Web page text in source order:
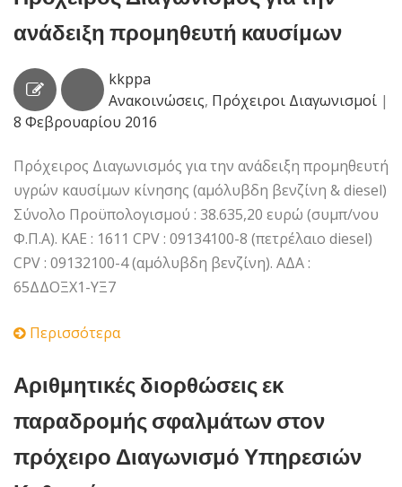
ανάδειξη προμηθευτή καυσίμων
kkppa
Ανακοινώσεις, Πρόχειροι Διαγωνισμοί |
8 Φεβρουαρίου 2016
Πρόχειρος Διαγωνισμός για την ανάδειξη προμηθευτή
υγρών καυσίμων κίνησης (αμόλυβδη βενζίνη & diesel)
Σύνολο Προϋπολογισμού : 38.635,20 ευρώ (συμπ/νου
Φ.Π.Α). ΚΑΕ : 1611 CPV : 09134100-8 (πετρέλαιο diesel)
CPV : 09132100-4 (αμόλυβδη βενζίνη). ΑΔΑ :
65ΔΔΟΞΧ1-ΥΞ7
Περισσότερα
Αριθμητικές διορθώσεις εκ
παραδρομής σφαλμάτων στον
πρόχειρο Διαγωνισμό Υπηρεσιών